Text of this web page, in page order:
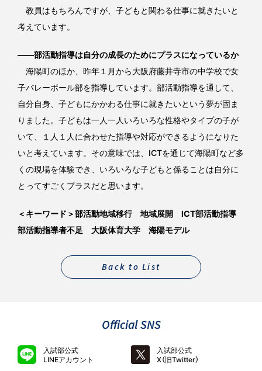
教員はもちろんですが、子どもと関わる仕事に就きたいと
考えています。
――部活動指導は自分の成長のためにプラスになっているか
海陽町のほか、昨年１月から大阪府藤井寺市の中学校で女
子バレーボール部を指導しています。部活動指導を通して、
自分自身、子どもにかかわる仕事に就きたいという夢が固ま
りました。子どもは一人一人いろいろな性格やタイプの子が
いて、１人１人に合わせた指導や対応ができるようになりた
いと考えています。その意味では、ICTを通じて海陽町など多
くの現場を体験でき、いろいろな子どもと係ることは自分に
とってすごくプラスだと思います。
＜キーワード＞部活動地域移行 地域展開 ICT部活動指導
部活動指導者不足 大阪体育大学 海陽モデル
Back to List
Official SNS
入試部公式
LINEアカウント
入試部公式
X（旧Twitter）